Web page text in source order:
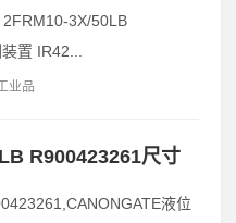
3X/50LB
置 IR42...
业品
R900423261尺寸
液位